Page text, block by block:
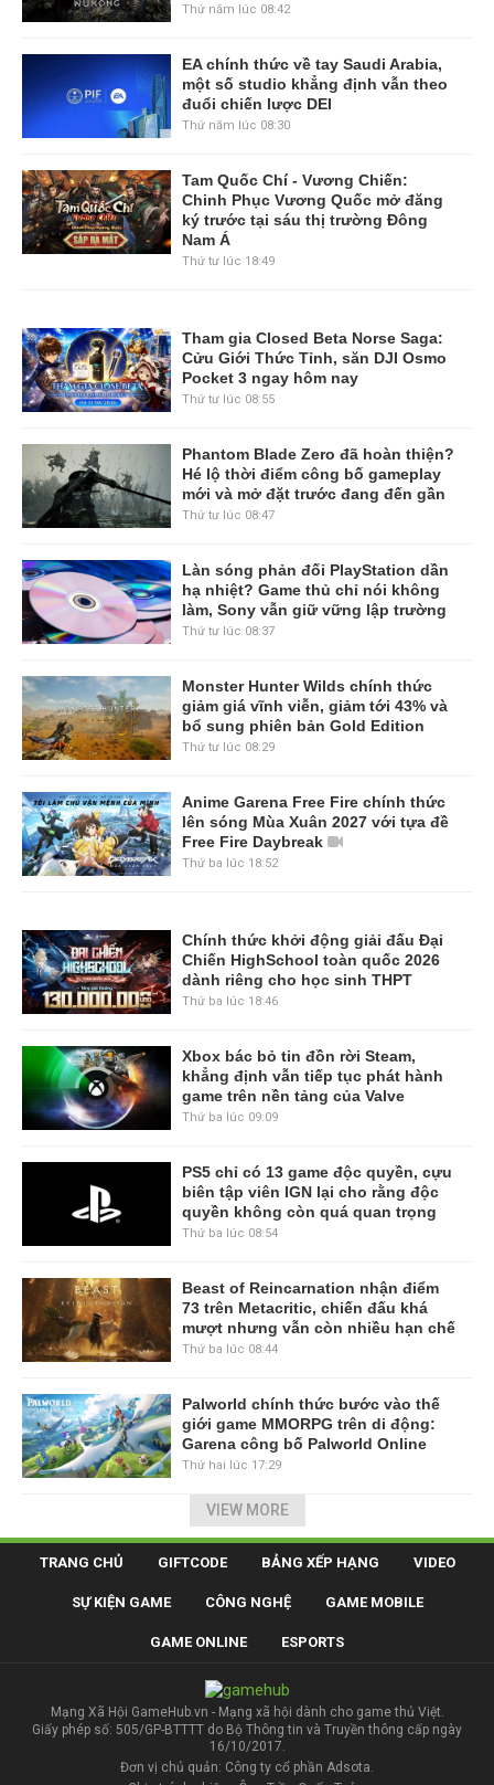
Thứ năm lúc 08:42
EA chính thức về tay Saudi Arabia,
một số studio khẳng định vẫn theo
đuổi chiến lược DEI
Thứ năm lúc 08:30
Tam Quốc Chí - Vương Chiến:
Chinh Phục Vương Quốc mở đăng
ký trước tại sáu thị trường Đông
Nam Á
Thứ tư lúc 18:49
Tham gia Closed Beta Norse Saga:
Cửu Giới Thức Tỉnh, săn DJI Osmo
Pocket 3 ngay hôm nay
Thứ tư lúc 08:55
Phantom Blade Zero đã hoàn thiện?
Hé lộ thời điểm công bố gameplay
mới và mở đặt trước đang đến gần
Thứ tư lúc 08:47
Làn sóng phản đối PlayStation dần
hạ nhiệt? Game thủ chỉ nói không
làm, Sony vẫn giữ vững lập trường
Thứ tư lúc 08:37
Monster Hunter Wilds chính thức
giảm giá vĩnh viễn, giảm tới 43% và
bổ sung phiên bản Gold Edition
Thứ tư lúc 08:29
Anime Garena Free Fire chính thức
lên sóng Mùa Xuân 2027 với tựa đề
Free Fire Daybreak
Thứ ba lúc 18:52
Chính thức khởi động giải đấu Đại
Chiến HighSchool toàn quốc 2026
dành riêng cho học sinh THPT
Thứ ba lúc 18:46
Xbox bác bỏ tin đồn rời Steam,
khẳng định vẫn tiếp tục phát hành
game trên nền tảng của Valve
Thứ ba lúc 09:09
PS5 chỉ có 13 game độc quyền, cựu
biên tập viên IGN lại cho rằng độc
quyền không còn quá quan trọng
Thứ ba lúc 08:54
Beast of Reincarnation nhận điểm
73 trên Metacritic, chiến đấu khá
mượt nhưng vẫn còn nhiều hạn chế
Thứ ba lúc 08:44
Palworld chính thức bước vào thế
giới game MMORPG trên di động:
Garena công bố Palworld Online
Thứ hai lúc 17:29
VIEW MORE
TRANG CHỦ GIFTCODE BẢNG XẾP HẠNG VIDEO
SỰ KIỆN GAME CÔNG NGHỆ GAME MOBILE
GAME ONLINE ESPORTS
Mạng Xã Hội GameHub.vn - Mạng xã hội dành cho game thủ Việt.
Giấy phép số: 505/GP-BTTTT do Bộ Thông tin và Truyền thông cấp ngày
16/10/2017.
Đơn vị chủ quản: Công ty cổ phần Adsota.